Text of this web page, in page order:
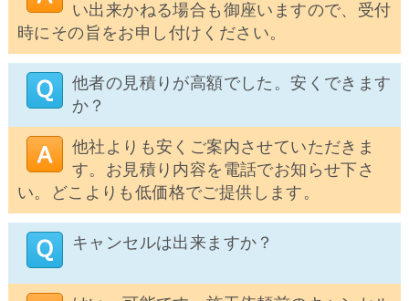
い出来かねる場合も御座いますので、受付
時にその旨をお申し付けください。
他者の見積りが高額でした。安くできます
か？
他社よりも安くご案内させていただきま
す。お見積り内容を電話でお知らせ下さ
い。どこよりも低価格でご提供します。
キャンセルは出来ますか？